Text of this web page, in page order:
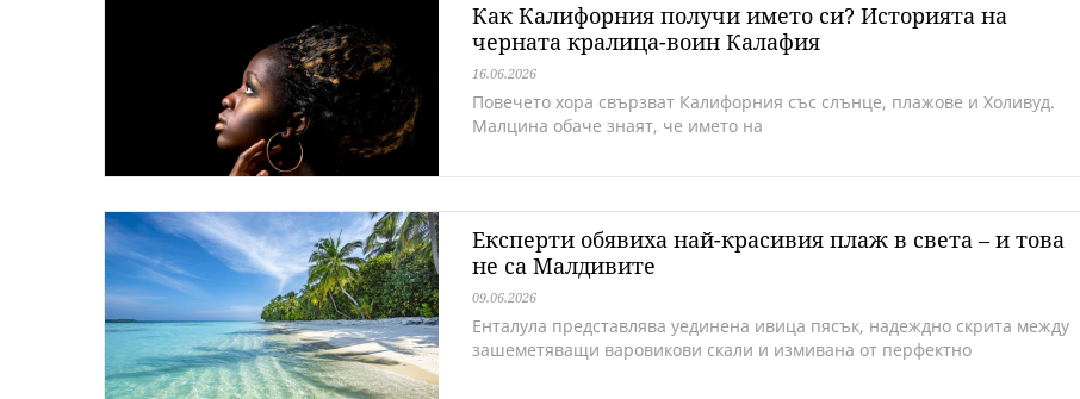
Как Калифорния получи името си? Историята на
черната кралица-воин Калафия
16.06.2026
Повечето хора свързват Калифорния със слънце, плажове и Холивуд.
Малцина обаче знаят, че името на
Експерти обявиха най-красивия плаж в света – и това
не са Малдивите
09.06.2026
Енталула представлява уединена ивица пясък, надеждно скрита между
зашеметяващи варовикови скали и измивана от перфектно